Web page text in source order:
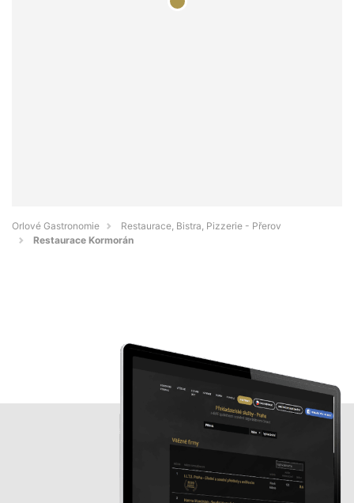
Orlové Gastronomie
Restaurace, Bistra, Pizzerie - Přerov
Restaurace Kormorán